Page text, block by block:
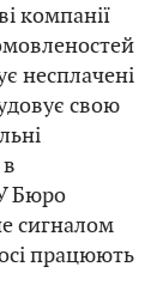
компанії
несплачені
свою
Бюро
сигналом
працюють